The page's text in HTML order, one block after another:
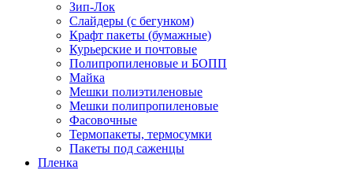
Зип-Лок
Слайдеры (с бегунком)
Крафт пакеты (бумажные)
Курьерские и почтовые
Полипропиленовые и БОПП
Майка
Мешки полиэтиленовые
Мешки полипропиленовые
Фасовочные
Термопакеты, термосумки
Пакеты под саженцы
Пленка